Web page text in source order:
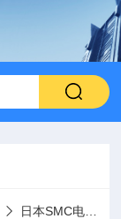
日本SMC电磁阀